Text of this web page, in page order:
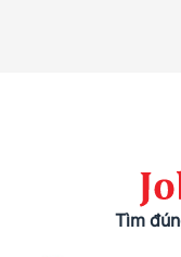
Tìm